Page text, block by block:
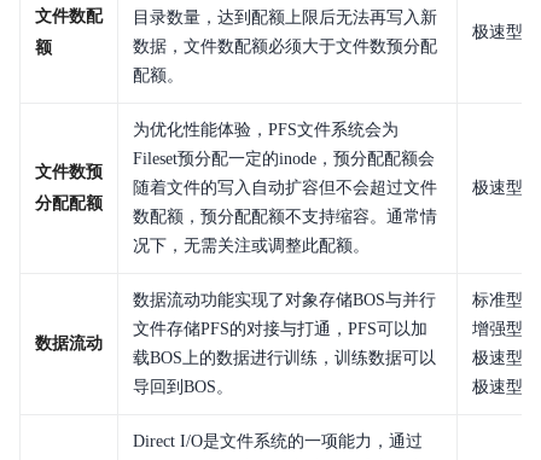
文件数配
额
目录数量，达到配额上限后无法再写入新
数据，文件数配额必须大于文件数预分配
配额。
极速型L2
文件数预
分配配额
为优化性能体验，PFS文件系统会为
Fileset预分配一定的inode，预分配配额会
随着文件的写入自动扩容但不会超过文件
数配额，预分配配额不支持缩容。通常情
况下，无需关注或调整此配额。
极速型L2
数据流动
数据流动功能实现了对象存储BOS与并行
文件存储PFS的对接与打通，PFS可以加
载BOS上的数据进行训练，训练数据可以
导回到BOS。
标准型、
增强型、
极速型和
极速型L2
Direct I/O是文件系统的一项能力，通过